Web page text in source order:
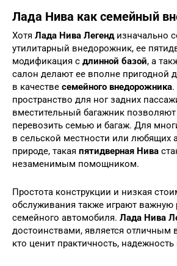
Лада Нива как семейный
Хотя Лада Нива Легендизначально
утилитарный внедорожник, ее
модификация с длинной базой, а
салон делают ее вполне пригодной
в качестве семейного внедорожника.
пространство для ног задних
вместительный багажник
перевозить семью и багаж. Для
в сельской местности или любящих
природе, такая пятидверная Нива
незаменимым помощником.
Простота конструкции и низкая
обслуживания также играют
семейного автомобиля. Лада Нива
достоинствами, является отличным
кто ценит практичность,